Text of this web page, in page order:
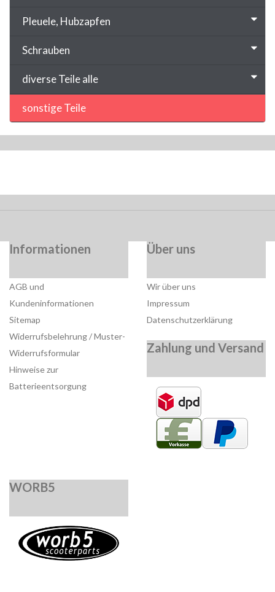
Pleuele, Hubzapfen
Schrauben
diverse Teile alle
sonstige Teile
Informationen
AGB und
Kundeninformationen
Sitemap
Widerrufsbelehrung / Muster-
Widerrufsformular
Hinweise zur
Batterieentsorgung
Über uns
Wir über uns
Impressum
Datenschutzerklärung
Zahlung und Versand
WORB5